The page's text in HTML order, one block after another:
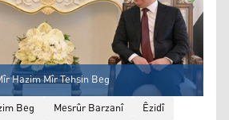
Hazim Mîr Tehsin Beg
Beg Mesrûr Barzanî Êzidî